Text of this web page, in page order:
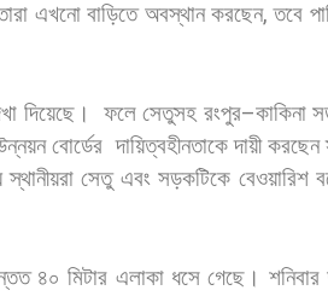
এখনো বাড়িতে অবস্থান করছেন,তবে
দিয়েছে। ফলে সেতুসহ রংপুর–কাকিনা
বোর্ডের দায়িত্বহীনতাকে দায়ী করছেন
স্থানীয়রা সেতু এবং সড়কটিকে বেওয়ারিশ
৪০ মিটার এলাকা ধসে গেছে। শনিবার